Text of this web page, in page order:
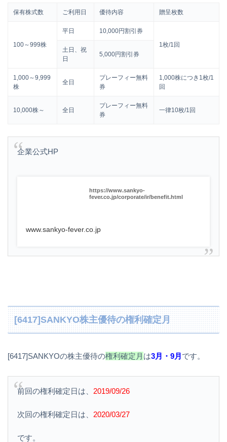
保有株式数 ご利用日 優待内容 贈呈枚数
100～999株
平日
10,000円割引券
1枚/1回
土日、祝
日
5,000円割引券
1,000～9,999
株
全日
プレーフィー無料
券
1,000株につき1枚/1
回
10,000株～ 全日
プレーフィー無料
券
一律10枚/1回
企業公式HP
https://www.sankyo-
fever.co.jp/corporate/ir/benefit.html
www.sankyo-fever.co.jp
[6417]SANKYO株主優待の権利確定月
[6417]SANKYOの株主優待の権利確定月 は3月・9月 です。
前回の権利確定日は、 2019/09/26
次回の権利確定日は、 2020/03/27
です。